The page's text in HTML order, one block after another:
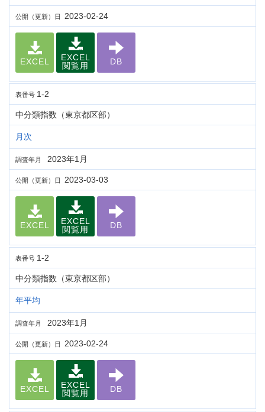
公開（更新）日 2023-02-24
EXCEL
EXCEL
閲覧用
DB
表番号 1-2
中分類指数（東京都区部）
月次
調査年月 2023年1月
公開（更新）日 2023-03-03
EXCEL
EXCEL
閲覧用
DB
表番号 1-2
中分類指数（東京都区部）
年平均
調査年月 2023年1月
公開（更新）日 2023-02-24
EXCEL
EXCEL
閲覧用
DB